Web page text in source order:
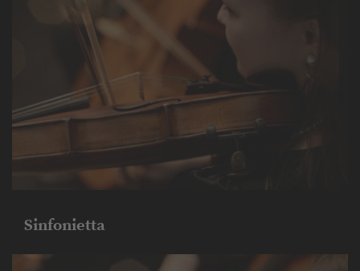
Sinfonietta